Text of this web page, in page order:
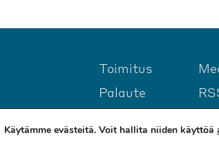
Toimitus
Palaute
Käytämme evästeitä. Voit hallita niiden käyttöä